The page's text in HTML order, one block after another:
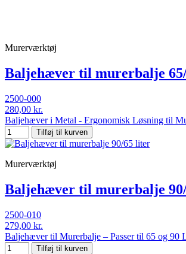
Murerværktøj
Baljehæver til murerbalje
2500-000
280,00 kr.
Baljehæver i Metal - Ergonomisk Løsning til
Tilføj til kurven
Murerværktøj
Baljehæver til murerbalje
2500-010
279,00 kr.
Baljehæver til Murerbalje – Passer til 65 og 90
Tilføj til kurven